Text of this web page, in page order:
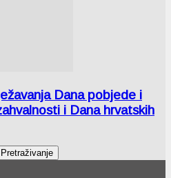
Dana pobjede i
i Dana hrvatskih